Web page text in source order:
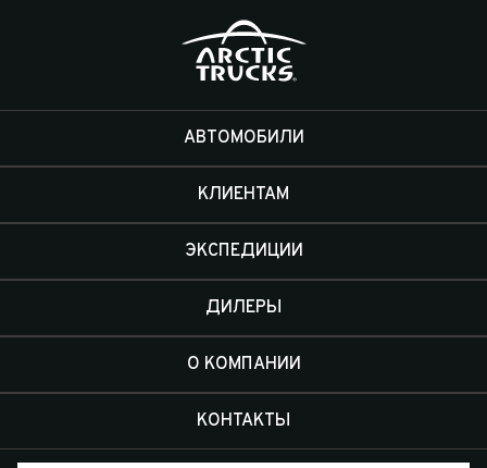
АВТОМОБИЛИ
КЛИЕНТАМ
ЭКСПЕДИЦИИ
ДИЛЕРЫ
О КОМПАНИИ
КОНТАКТЫ